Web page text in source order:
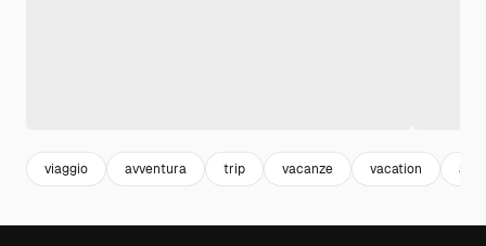
viaggio avventura trip vacanze vacation